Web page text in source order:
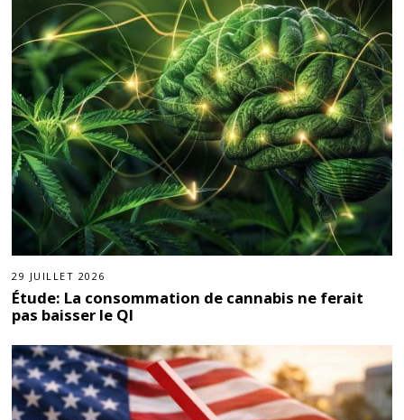
29 JUILLET 2026
Étude: La consommation de cannabis ne ferait
pas baisser le QI